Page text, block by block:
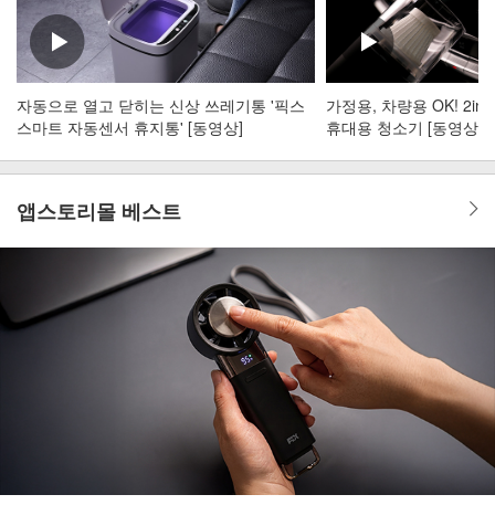
자동으로 열고 닫히는 신상 쓰레기통 '픽스
스마트 자동센서 휴지통' [동영상]
가정용, 차량용 OK!
휴대용 청소기 [동영상]
앱스토리몰 베스트